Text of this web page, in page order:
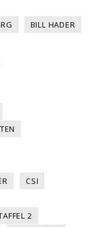
BILL HADER
CSI
2